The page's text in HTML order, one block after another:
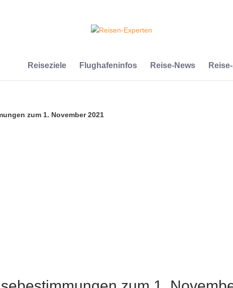
Reiseziele Flughafeninfos Reise-News
zum 1. November 2021